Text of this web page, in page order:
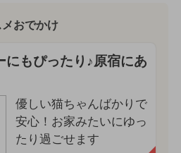
おでかけ
にもぴったり♪原宿にあ
優しい猫ちゃんばかりで
安心！お家みたいにゆっ
たり過ごせます